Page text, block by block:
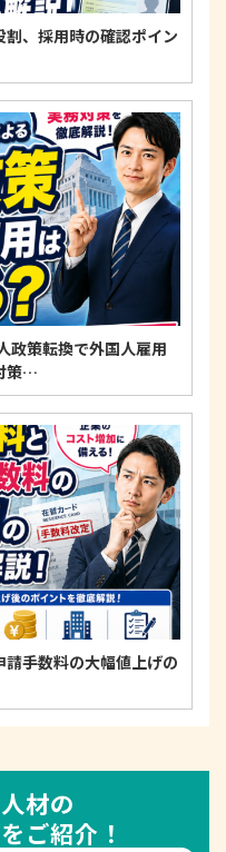
割、採用時の確認ポイン
政策転換で外国人雇用
策…
手数料の大幅値上げの
材の
ご紹介！